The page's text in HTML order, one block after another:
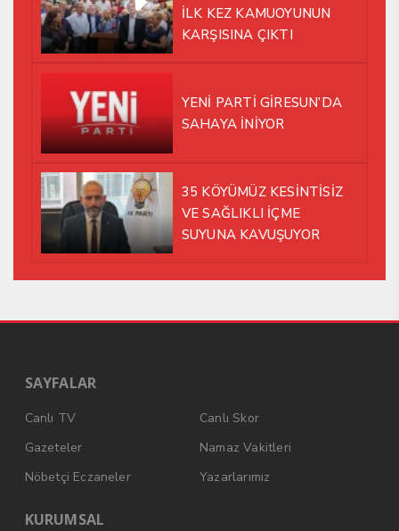
İLK KEZ KAMUOYUNUN
KARŞISINA ÇIKTI
YENİ PARTİ GİRESUN’DA
SAHAYA İNİYOR
35 KÖYÜMÜZ KESİNTİSİZ
VE SAĞLIKLI İÇME
SUYUNA KAVUŞUYOR
SAYFALAR
Canlı TV
Canlı Skor
Gazeteler
Namaz Vakitleri
Nöbetçi Eczaneler
Yazarlarımız
KURUMSAL